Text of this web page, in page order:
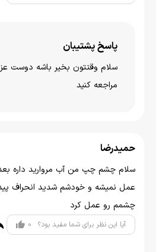
پاسخ پشتیبان
سلام وقتتون بخير باشه دوست
مراجعه کنید
حمیدرضا
سلام چشم چپ من آب مروارید داره
عمل نمیشه و خودشم شدید انحراف
چشمم رو عمل کرد
آیا این نظر برای شما مفید بود؟ 0